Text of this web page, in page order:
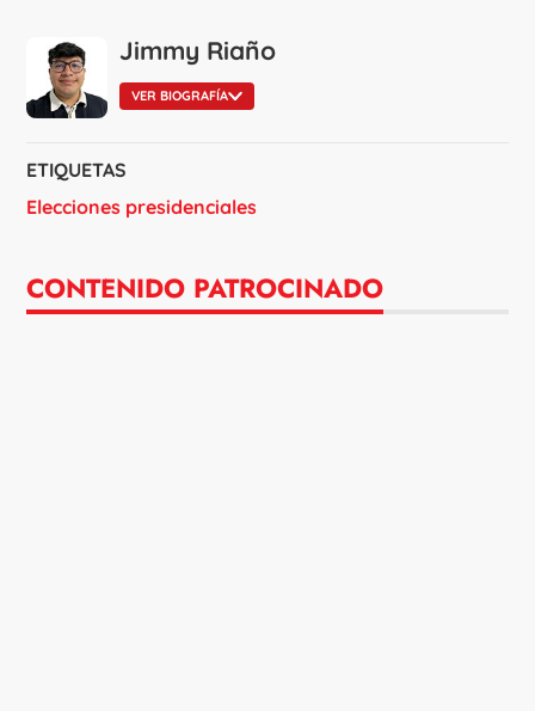
Jimmy Riaño
VER BIOGRAFÍA
ETIQUETAS
Elecciones presidenciales
CONTENIDO PATROCINADO